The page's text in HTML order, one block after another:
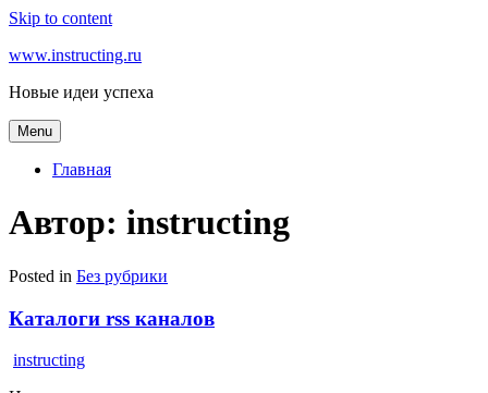
Skip to content
www.instructing.ru
Новые идеи успеха
Menu
Главная
Автор: instructing
Posted in Без рубрики
Каталоги rss каналов
instructing